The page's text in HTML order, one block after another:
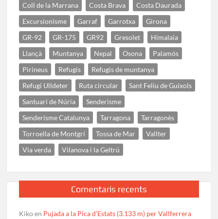
Coll de la Marrana
Costa Brava
Costa Daurada
Excursionisme
Garraf Garrotxa
Girona
GR-92
GR-175 GR92 Gresolet
Himalaia
Llançà
Muntanya Nepal Osona
Palamós
Pirineus
Refugis
Refugis de muntanya
Refugi Ulldeter
Ruta circular
Sant Feliu de Guíxols
Santuari de Núria
Senderisme
Senderisme Catalunya
Tarragona
Tarragonès
Torroella de Montgrí
Tossa de Mar
Vallter
Via verda
Vilanova i la Geltrú
Comentaris recents
Kikoen Pujada a la Pica d’Estats (3.133 m) per Vallferrera